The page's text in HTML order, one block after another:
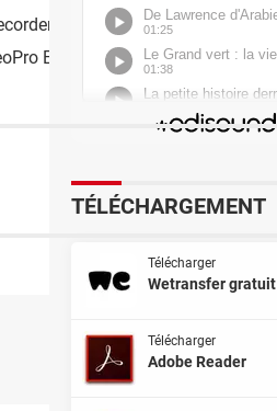
Edition
TÉLÉCHARGEMENT
Télécharger
Wetransfer gratuit
Télécharger
Adobe Reader